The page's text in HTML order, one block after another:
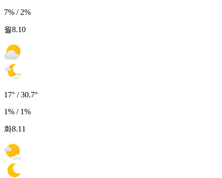
7% / 2%
월8.10
17° / 30.7°
1% / 1%
화8.11